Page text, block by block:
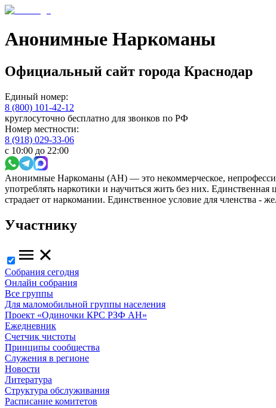
Анонимные Наркоманы
Официальный сайт города Краснодар
Единый номер:
8 (800) 101-42-12
круглосуточно бесплатно для звонков по РФ
Номер местности:
8 (918) 029-33-06
с 10:00 до 22:00
Анонимные Наркоманы (АН) — это некоммерческое,
употреблять наркотики и научиться жить без них.
страдает от наркомании. Единственное условие для членства -
Участнику
Собрания сегодня
Онлайн собрания
Все группы
Для маломобильной группы населения
Проект «Одиночки КРС РЗФ АН»
Ежедневник
Счетчик чистоты
Принципы сообщества
Служения в регионе
Новости
Литература
Структура обслуживания
Расписание комитетов